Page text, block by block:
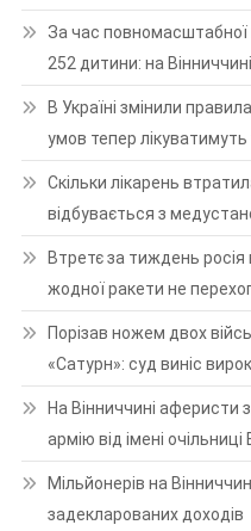
За час повномасштабної
252 дитини: на
В Україні змінили правила
умов тепер лікуватимуть
Скільки лікарень
відбувається з
Втретє за тиждень росія
жодної ракети не
Порізав ножем двох
«Сатурн»: суд виніс
На Вінниччині аферисти
армію від імені
Мільйонерів на
задекларованих доходів